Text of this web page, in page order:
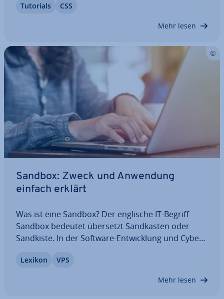
World Wide Web Con­sor­ti­um (W3C) wei­ter­ent­wi­
Tutorials CSS
Mehr lesen
Sandbox: Zweck und Anwendung
einfach erklärt
Was ist eine Sandbox? Der englische IT-Begriff
Sandbox bedeutet übersetzt Sand­kas­ten oder
Sandkiste. In der Software-Ent­wick­lung und Cy­ber­
Umgebung, in der sich Software geschützt
ausführen lässt. Dies hat den Vorteil, dass das
Lexikon VPS
Mehr lesen